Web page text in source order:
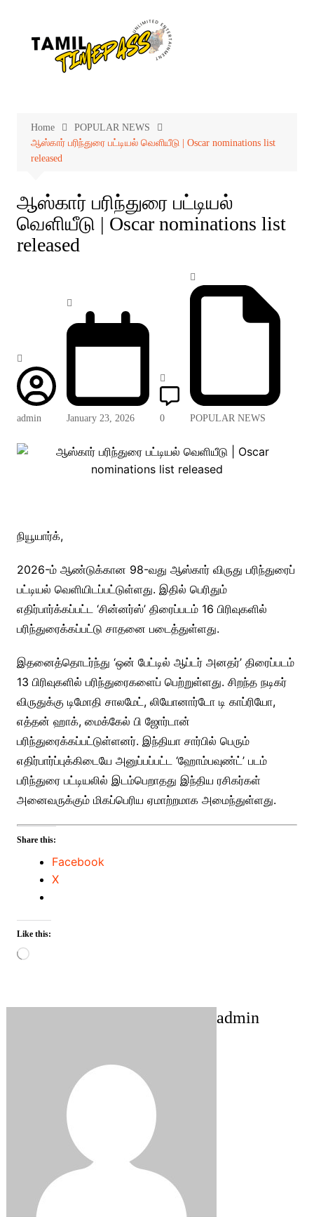
Home
POPULAR NEWS
ஆஸ்கார் பரிந்துரை பட்டியல் வெளியீடு | Oscar nominations list
released
ஆஸ்கார் பரிந்துரை பட்டியல்
வெளியீடு | Oscar nominations list
released
admin January 23, 2026 0 POPULAR NEWS
நியூயார்க்,
2026-ம் ஆண்டுக்கான 98-வது ஆஸ்கார் விருது பரிந்துரைப்
பட்டியல் வெளியிடப்பட்டுள்ளது. இதில் பெரிதும்
எதிர்பார்க்கப்பட்ட ‘சின்னர்ஸ்’ திரைப்படம் 16 பிரிவுகளில்
பரிந்துரைக்கப்பட்டு சாதனை படைத்துள்ளது.
இதனைத்தொடர்ந்து ‘ஒன் பேட்டில் ஆப்டர் அனதர்’ திரைப்படம்
13 பிரிவுகளில் பரிந்துரைகளைப் பெற்றுள்ளது. சிறந்த நடிகர்
விருதுக்கு டிமோதி சாலமேட், லியோனார்டோ டி காப்ரியோ,
எத்தன் ஹாக், மைக்கேல் பி ஜோர்டான்
பரிந்துரைக்கப்பட்டுள்ளனர். இந்தியா சார்பில் பெரும்
எதிர்பார்ப்புக்கிடையே அனுப்பப்பட்ட ‘ஹோம்பவுண்ட்’ படம்
பரிந்துரை பட்டியலில் இடம்பெறாதது இந்திய ரசிகர்கள்
அனைவருக்கும் மிகப்பெரிய ஏமாற்றமாக அமைந்துள்ளது.
Share this:
Facebook
X
Like this:
Loading…
admin